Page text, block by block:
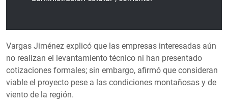
Vargas Jiménez explicó que las empresas interesadas aún
no realizan el levantamiento técnico ni han presentado
cotizaciones formales; sin embargo, afirmó que consideran
viable el proyecto pese a las condiciones montañosas y de
viento de la región.